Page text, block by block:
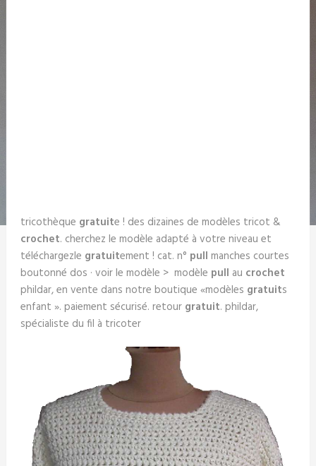
tricothèque gratuite ! des dizaines de modèles tricot &
crochet. cherchez le modèle adapté à votre niveau et
téléchargezle gratuitement ! cat. n° pull manches courtes
boutonné dos · voir le modèle > modèle pull au crochet
phildar, en vente dans notre boutique «modèles gratuits
enfant ». paiement sécurisé. retour gratuit. phildar,
spécialiste du fil à tricoter